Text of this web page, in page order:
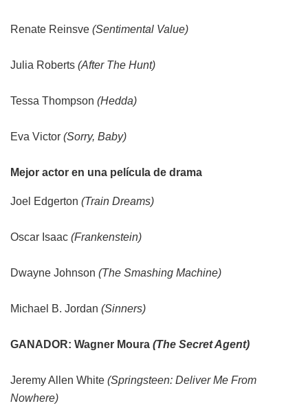
Renate Reinsve (Sentimental Value)
Julia Roberts (After The Hunt)
Tessa Thompson (Hedda)
Eva Victor (Sorry, Baby)
Mejor actor en una película de drama
Joel Edgerton (Train Dreams)
Oscar Isaac (Frankenstein)
Dwayne Johnson (The Smashing Machine)
Michael B. Jordan (Sinners)
GANADOR: Wagner Moura (The Secret Agent)
Jeremy Allen White (Springsteen: Deliver Me From
Nowhere)